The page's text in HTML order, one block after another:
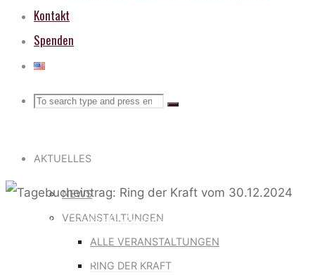
Kontakt
Spenden
Search
Search
Search
AKTUELLES
NEWS
VERANSTALTUNGEN
ALLE VERANSTALTUNGEN
RING DER KRAFT
Allgemein |Tagebucheinträge: Ring der Kraft und